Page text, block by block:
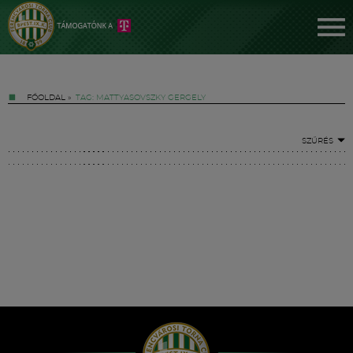
FŐOLDAL » TAG: MATTYASOVSZKY GERGELY
SZŰRÉS
Hírek